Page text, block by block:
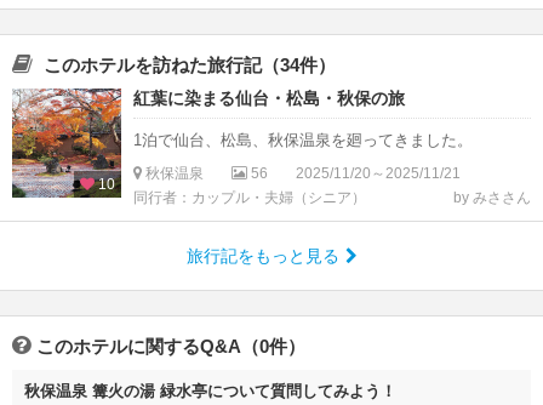
このホテルを訪ねた旅行記（34件）
10
紅葉に染まる仙台・松島・秋保の旅
1泊で仙台、松島、秋保温泉を廻ってきました。
秋保温泉 56
2025/11/20～2025/11/21
同行者：カップル・夫婦（シニア）
by みささん
旅行記をもっと見る
このホテルに関するQ&A（0件）
秋保温泉 篝火の湯 緑水亭について質問してみよう！